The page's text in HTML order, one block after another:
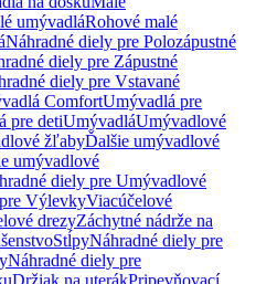
umývadláRohové malé
Náhradné diely pre Polozápustné
diely pre Zápustné
diely pre Vstavané
ComfortUmývadlá pre
pre detiUmývadláUmývadlové
žľabyĎalšie umývadlové
umývadlové
diely pre Umývadlové
VýlevkyViacúčelové
drezyZáchytné nádrže na
StĺpyNáhradné diely pre
Náhradné diely pre
Držiak na uterákPripevňovací